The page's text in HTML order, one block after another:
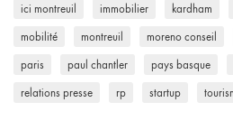
ici montreuil immobilier kardham
mobilité montreuil moreno conseil
paris paul chantler pays basque
relations presse rp startup